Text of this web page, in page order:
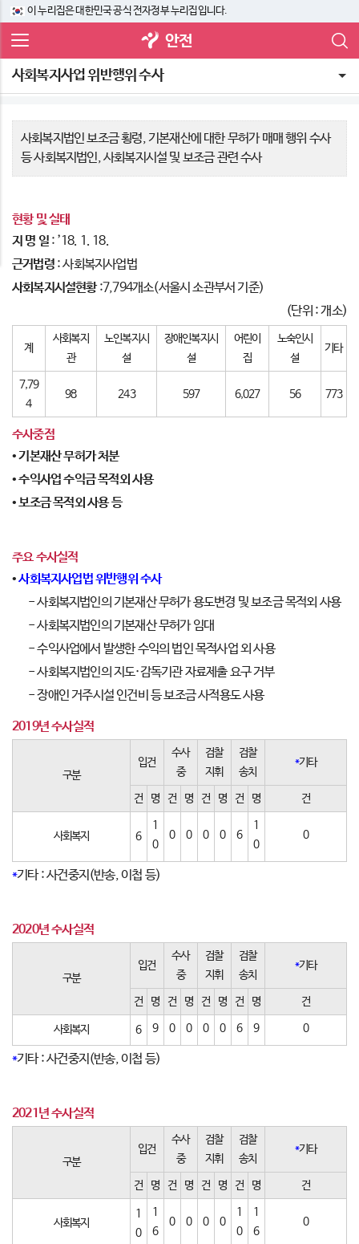
이 누리집은 대한민국 공식 전자정부 누리집입니다.
안전
사회복지사업 위반행위 수사
사회복지법인 보조금 횡령, 기본재산에 대한 무허가 매매 행위 수사
등 사회복지법인, 사회복지시설 및 보조금 관련 수사
현황 및 실태
지 명 일 : ’18. 1. 18.
근거법령: 사회복지사업법
사회복지시설현황:7,794개소(서울시 소관부서 기준)
(단위 : 개소)
계
사회복지
관
노인복지시
설
장애인복지시
설
어린이
집
노숙인시
설
기타
7,79
4
98 243 597 6,027 56 773
수사중점
• 기본재산 무허가 처분
• 수익사업 수익금 목적외 사용
• 보조금 목적외 사용 등
주요 수사실적
•사회복지사업법 위반행위 수사
- 사회복지법인의 기본재산 무허가 용도변경 및 보조금 목적외 사용
- 사회복지법인의 기본재산 무허가 임대
- 수익사업에서 발생한 수익의 법인 목적사업 외 사용
- 사회복지법인의 지도·감독기관 자료제출 요구 거부
- 장애인 거주시설 인건비 등 보조금 사적용도 사용
2019년 수사실적
구분
입건
수사
중
검찰
지휘
검찰
송치
*기타
건 명 건 명 건 명 건 명 건
사회복지 6
1
0
0 0 0 0 6
1
0
0
*기타 : 사건중지(반송, 이첩 등)
2020년 수사실적
구분
입건
수사
중
검찰
지휘
검찰
송치
*기타
건 명 건 명 건 명 건 명 건
사회복지 6 9 0 0 0 0 6 9 0
*기타 : 사건중지(반송, 이첩 등)
2021년 수사실적
구분
입건
수사
중
검찰
지휘
검찰
송치
*기타
건 명 건 명 건 명 건 명 건
사회복지
1
0
1
6
0 0 0 0
1
0
1
6
0